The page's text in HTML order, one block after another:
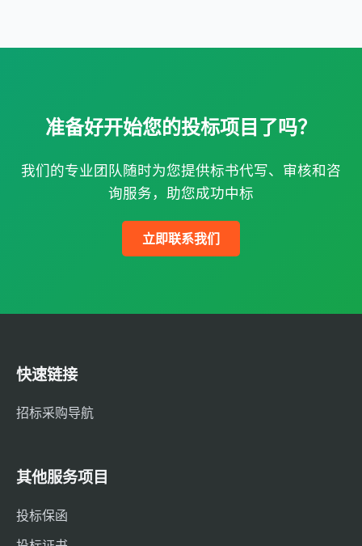
准备好开始您的投标项目了吗？
我们的专业团队随时为您提供标书代写、审核和咨
询服务，助您成功中标
立即联系我们
快速链接
招标采购导航
其他服务项目
投标保函